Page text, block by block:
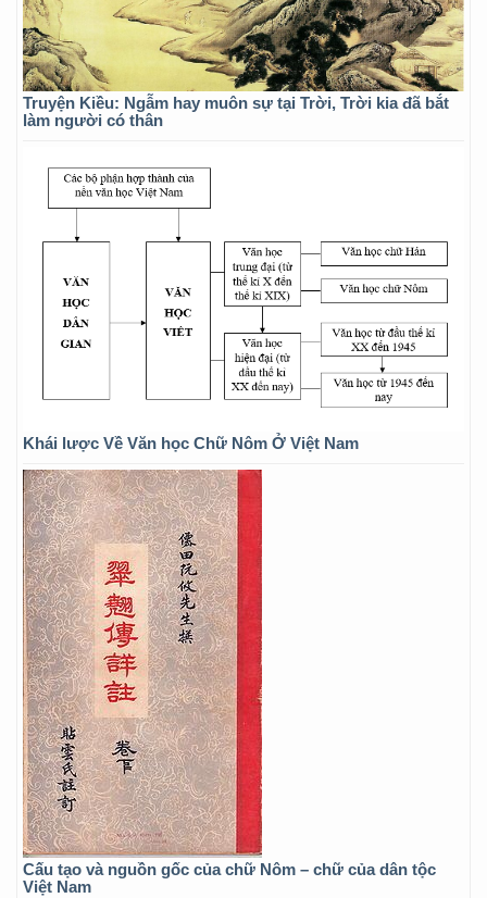
Truyện Kiều: Ngẫm hay muôn sự tại Trời, Trời kia đã bắt
làm người có thân
Khái lược Về Văn học Chữ Nôm Ở Việt Nam
Cấu tạo và nguồn gốc của chữ Nôm – chữ của dân tộc
Việt Nam